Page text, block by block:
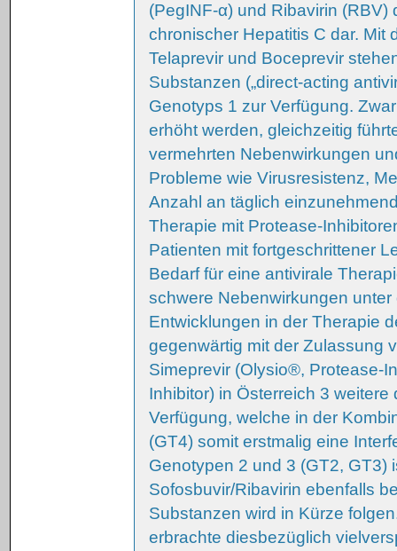
(PegINF-α) und Ribavirin
chronischer Hepatitis C dar. Mit
Telaprevir und Boceprevir
Substanzen („direct-acting
Genotyps 1 zur Verfügung.
erhöht werden, gleichzeitig
vermehrten Nebenwirkungen
Probleme wie Virusresistenz,
Anzahl an täglich
Therapie mit Protease-
Patienten mit fortgeschrittener
Bedarf für eine antivirale
schwere Nebenwirkungen
Entwicklungen in der Therapie
gegenwärtig mit der Zulassung
Simeprevir (Olysio®, Protease-
Inhibitor) in Österreich 3
Verfügung, welche in der
(GT4) somit erstmalig eine
Genotypen 2 und 3 (GT2, GT3)
Sofosbuvir/Ribavirin ebenfalls
Substanzen wird in Kürze
erbrachte diesbezüglich